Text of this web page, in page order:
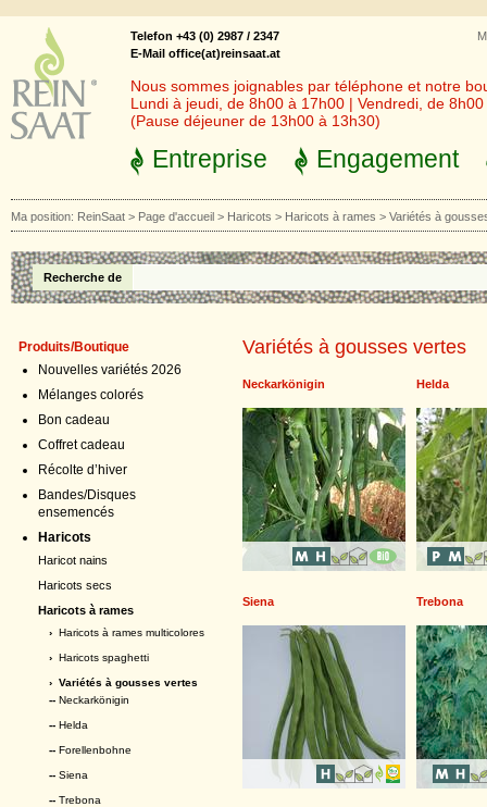
Telefon +43 (0) 2987 / 2347
E-Mail office(at)reinsaat.at
Nous sommes joignables par téléphone et notre
Lundi à jeudi, de 8h00 à 17h00 | Vendredi, de
(Pause déjeuner de 13h00 à 13h30)
Entreprise Engagement
Ma position: ReinSaat > Page d'accueil > Haricots > Haricots à rames > Variétés à
Recherche de
Produits/Boutique
Nouvelles variétés 2026
Mélanges colorés
Bon cadeau
Coffret cadeau
Récolte d’hiver
Bandes/Disques
ensemencés
Haricots
Haricot nains
Haricots secs
Haricots à rames
› Haricots à rames multicolores
› Haricots spaghetti
› Variétés à gousses vertes
-- Neckarkönigin
-- Helda
-- Forellenbohne
-- Siena
-- Trebona
Variétés à gousses vertes
Neckarkönigin Helda
Siena Trebona